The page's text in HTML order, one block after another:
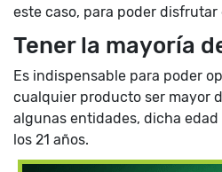
este caso, para poder
Tener la mayoría
Es indispensable para poder
cualquier producto ser mayor
algunas entidades, dicha
los 21 años.